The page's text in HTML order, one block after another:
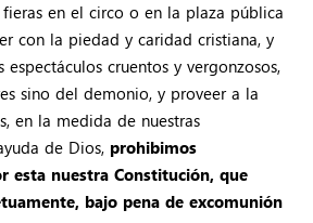
en el circo o en la plaza pública
con la piedad y caridad cristiana, y
cruentos y vergonzosos,
sino del demonio, y proveer a la
en la medida de nuestras
de Dios, prohibimos
esta nuestra Constitución, que
bajo pena de excomunión